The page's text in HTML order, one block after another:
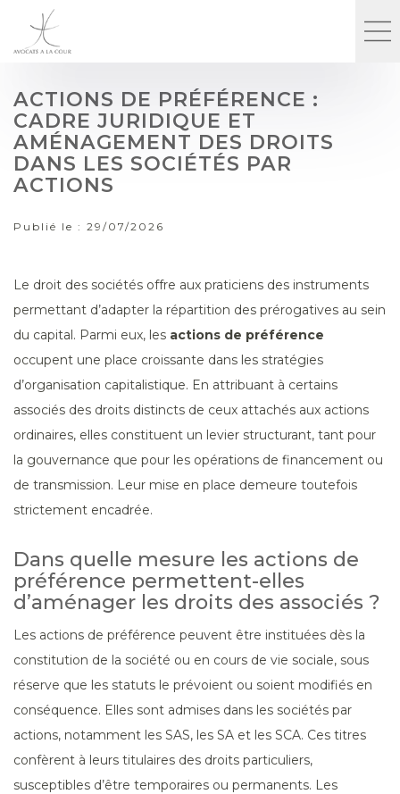
ACTIONS DE PRÉFÉRENCE :
CADRE JURIDIQUE ET
AMÉNAGEMENT DES DROITS
DANS LES SOCIÉTÉS PAR
ACTIONS
Publié le : 29/07/2026
Le droit des sociétés offre aux praticiens des instruments
permettant d’adapter la répartition des prérogatives au sein
du capital. Parmi eux, les actions de préférence
occupent une place croissante dans les stratégies
d’organisation capitalistique. En attribuant à certains
associés des droits distincts de ceux attachés aux actions
ordinaires, elles constituent un levier structurant, tant pour
la gouvernance que pour les opérations de financement ou
de transmission. Leur mise en place demeure toutefois
strictement encadrée.
Dans quelle mesure les actions de
préférence permettent-elles
d’aménager les droits des associés ?
Les actions de préférence peuvent être instituées dès la
constitution de la société ou en cours de vie sociale, sous
réserve que les statuts le prévoient ou soient modifiés en
conséquence. Elles sont admises dans les sociétés par
actions, notamment les SAS, les SA et les SCA. Ces titres
confèrent à leurs titulaires des droits particuliers,
susceptibles d’être temporaires ou permanents. Les